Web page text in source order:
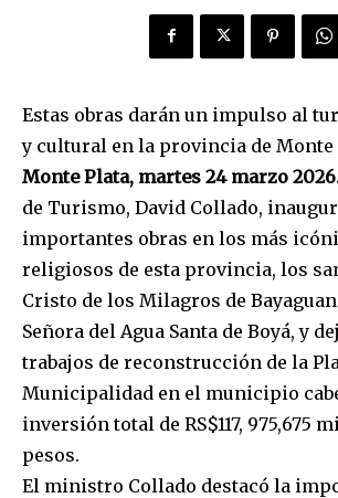
Estas obras darán un impulso al
y cultural en la provincia de Monte
Monte Plata, martes 24 marzo
de Turismo, David Collado,
importantes obras en los más
religiosos de esta provincia, los
Cristo de los Milagros de
Señora del Agua Santa de Boyá, y
trabajos de reconstrucción de la
Municipalidad en el municipio
inversión total de RS$117, 975,675
pesos.
El ministro Collado destacó la